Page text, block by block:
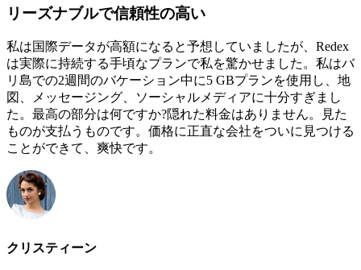
リーズナブルで信頼性の高い
私は国際データが高額になると予想していましたが、Redex
は実際に持続する手頃なプランで私を驚かせました。私はバ
リ島での2週間のバケーション中に5 GBプランを使用し、地
図、メッセージング、ソーシャルメディアに十分すぎまし
た。最高の部分は何ですか?隠れた料金はありません。見た
ものが支払うものです。価格に正直な会社をついに見つける
ことができて、爽快です。
クリスティーン